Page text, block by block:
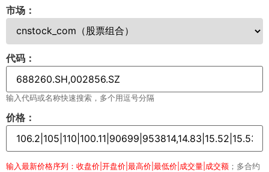
市场：
代码：
输入代码或名称快速搜索，多个用逗号分隔
价格：
输入最新价格序列：收盘价|开盘价|最高价|最低价|成交量|成交额 ；多合约